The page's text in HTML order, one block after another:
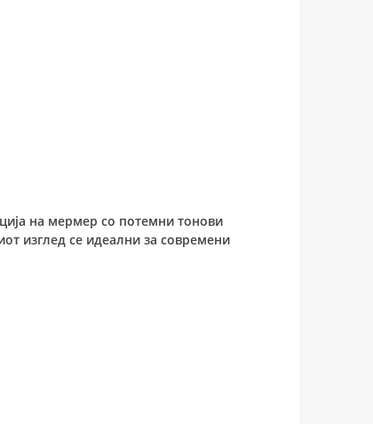
на мермер со потемни тонови
изглед се идеални за современи